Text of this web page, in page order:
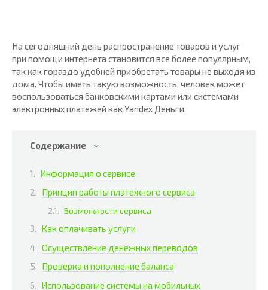
На сегодняшний день распространение товаров и услуг
при помощи интернета становится все более популярным,
так как гораздо удобней приобретать товары не выходя из
дома. Чтобы иметь такую возможность, человек может
воспользоваться банковскими картами или системами
электронных платежей как Yandex Деньги.
Содержание
Информация о сервисе
Принцип работы платежного сервиса
Возможности сервиса
Как оплачивать услуги
Осуществление денежных переводов
Проверка и пополнение баланса
Использование системы на мобильных